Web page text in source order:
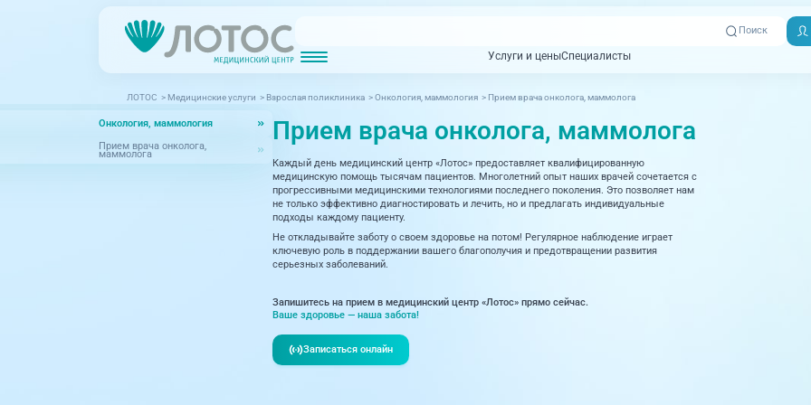
Поиск
Услуги и ценыСпециалисты
ЛОТОС > Медицинские услуги > Взрослая поликлиника >Онкология, маммология > Прием врача онколога, маммолога
Онкология, маммология
Прием врача онколога,
маммолога
Прием врача онколога, маммолога
Каждый день медицинский центр «Лотос» предоставляет квалифицированную
медицинскую помощь тысячам пациентов. Многолетний опыт наших врачей сочетается с
прогрессивными медицинскими технологиями последнего поколения. Это позволяет нам
не только эффективно диагностировать и лечить, но и предлагать индивидуальные
подходы каждому пациенту.
Не откладывайте заботу о своем здоровье на потом! Регулярное наблюдение играет
ключевую роль в поддержании вашего благополучия и предотвращении развития
серьезных заболеваний.
Запишитесь на прием в медицинский центр «Лотос» прямо сейчас.
Ваше здоровье — наша забота!
Записаться онлайн
Акции
ПревентэйджПациентам
МРТ (Магнитно-резонансная томография) КТ (Компьютерная томография)УЗИ (Ультразвуковая диагностика)Превентэйдж
Дерматовенерология
Интегративная медицина
Инфекционный кабинет
Кардиология
Неврология, рефлексотерапия
Онкология, маммология
Оториноларингология
Офтальмология
Проктология